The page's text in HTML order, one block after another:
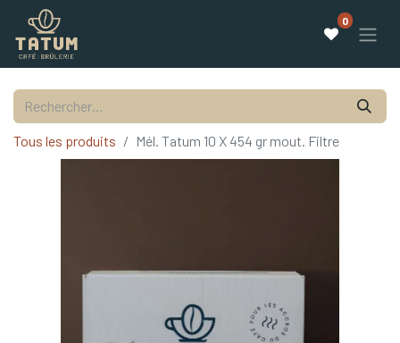
0
Tous les produits Mél. Tatum 10 X 454 gr mout. Filtre